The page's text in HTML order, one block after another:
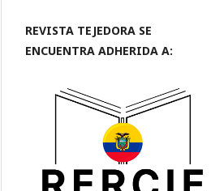
REVISTA TEJEDORA SE
ENCUENTRA ADHERIDA A: